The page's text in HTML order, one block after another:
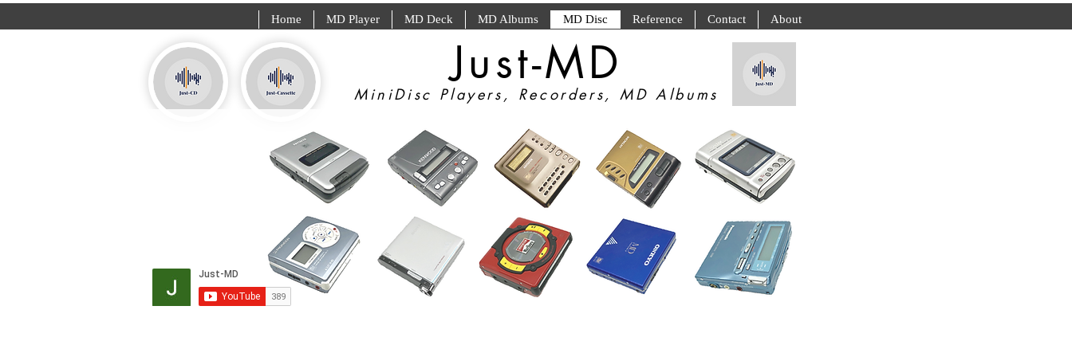
Home MD Player MD Deck MD Albums MD Disc Reference Contact About
Just-MD
MiniDisc Players, Recorders, MD Albums